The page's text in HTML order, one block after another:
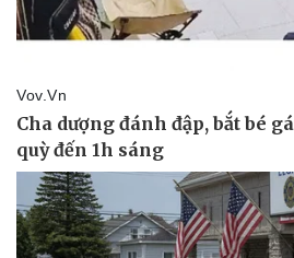
Vụ án
Tin nóng
Vũ